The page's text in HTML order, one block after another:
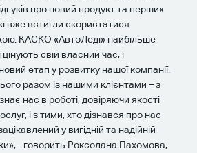
про новий продукт та перших
вже встигли скористатися
КАСКО «АвтоЛеді» найбільше
свій власний час, і
етап у розвитку нашої компанії.
разом із нашими клієнтами – з
нас в роботі, довіряючи якості
і з тими, хто дізнався про нас
у вигідній та надійній
- говорить Роксолана Пахомова,